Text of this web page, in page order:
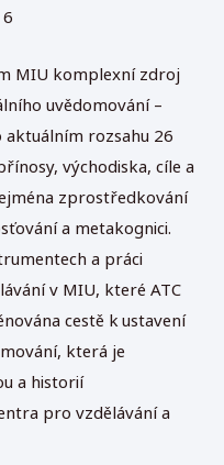
MIU komplexní zdroj
uvědomování –
aktuálním rozsahu 26
východiska, cíle a
zprostředkování
a metakognici.
a práci
v MIU, které ATC
cestě k ustavení
která je
a historií
pro vzdělávání a